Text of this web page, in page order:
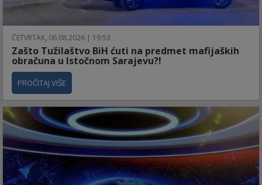
ČETVRTAK, 06.08.2026 | 19:53
Zašto Tužilaštvo BiH ćuti na predmet mafijaških
obračuna u Istočnom Sarajevu?!
PROČITAJ VIŠE